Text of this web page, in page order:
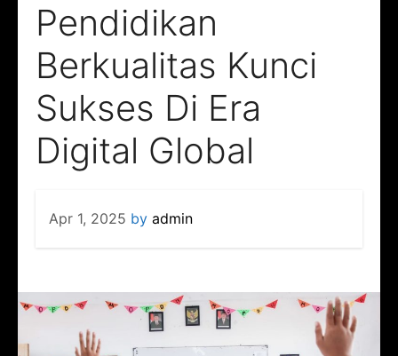
Pendidikan
Berkualitas Kunci
Sukses Di Era
Digital Global
Apr 1, 2025 by admin